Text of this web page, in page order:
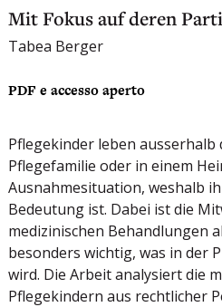
Mit Fokus auf deren
Tabea Berger
PDF e accesso aperto
Pflegekinder leben ausserhalb
Pflegefamilie oder in einem
Ausnahmesituation, weshalb
Bedeutung ist. Dabei ist die
medizinischen Behandlungen
besonders wichtig, was in der
wird. Die Arbeit analysiert die
Pflegekindern aus rechtlicher